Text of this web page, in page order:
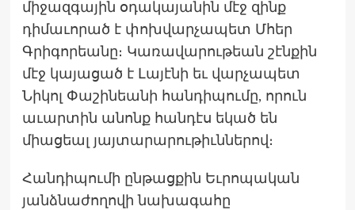
միջազգային օդակայանին մէջ զինք
դիմաւորած է փոխվարչապետ Մհեր
Գրիգորեանը։ Կառավարութեան շէնքին
մէջ կայացած է Լայէնի եւ վարչապետ
Նիկոլ Փաշինեանի հանդիպումը, որուն
աւարտին անոնք հանդէս եկած են
միացեալ յայտարարութիւններով։
Հանդիպումի ընթացքին Եւրոպական
յանձնաժողովի նախագահը